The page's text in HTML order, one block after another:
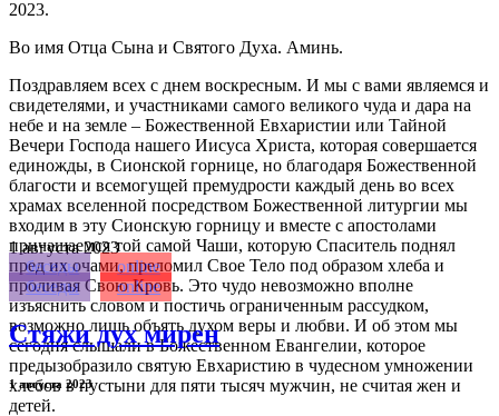
2023.
Во имя Отца Сына и Святого Духа. Аминь.
Поздравляем всех с днем воскресным. И мы с вами являемся и
свидетелями, и участниками самого великого чуда и дара на
небе и на земле – Божественной Евхаристии или Тайной
Вечери Господа нашего Иисуса Христа, которая совершается
единожды, в Сионской горнице, но благодаря Божественной
благости и всемогущей премудрости каждый день во всех
храмах вселенной посредством Божественной литургии мы
входим в эту Сионскую горницу и вместе с апостолами
причащаемся той самой Чаши, которую Спаситель поднял
пред их очами, преломил Свое Тело под образом хлеба и
проливая Свою Кровь. Это чудо невозможно вполне
изъяснить словом и постичь ограниченным рассудком,
возможно лишь объять духом веры и любви. И об этом мы
сегодня слышали в Божественном Евангелии, которое
предызобразило святую Евхаристию в чудесном умножении
хлебов в пустыни для пяти тысяч мужчин, не считая жен и
детей.
1 августа 2023
беседы
online
беседы
online
Стяжи дух мирен
1 августа 2023